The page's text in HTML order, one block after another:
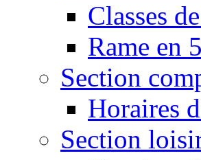
Classes
Rame en
Section
Horaires
Section